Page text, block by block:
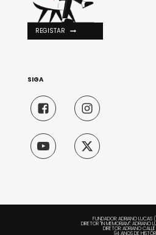
REGISTAR
SIGA
FUNDADOR: ADRIANO
DIRETOR "IN MEMORIAM": ADRIANO
DIRETOR: ADRIANO
94 ANOS DE